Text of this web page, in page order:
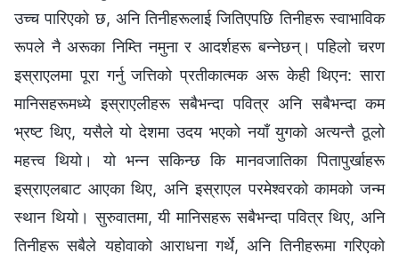
उच्‍च पारिएको छ, अनि तिनीहरूलाई जितिएपछि तिनीहरू स्वाभाविक
रूपले नै अरूका निम्ति नमुना र आदर्शहरू बन्‍नेछन्। पहिलो चरण
इस्राएलमा पूरा गर्नु जत्तिको प्रतीकात्मक अरू केही थिएन: सारा
मानिसहरूमध्ये इस्राएलीहरू सबैभन्दा पवित्र अनि सबैभन्दा कम
भ्रष्ट थिए, यसैले यो देशमा उदय भएको नयाँ युगको अत्यन्तै ठूलो
महत्त्व थियो। यो भन्‍न सकिन्छ कि मानवजातिका पितापुर्खाहरू
इस्राएलबाट आएका थिए, अनि इस्राएल परमेश्‍वरको कामको जन्म
स्थान थियो। सुरुवातमा, यी मानिसहरू सबैभन्दा पवित्र थिए, अनि
तिनीहरू सबैले यहोवाको आराधना गर्थे, अनि तिनीहरूमा गरिएको